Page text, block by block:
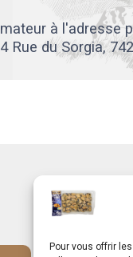
Pour vous offrir
à l'adresse
Rue du Sorgia,
produits